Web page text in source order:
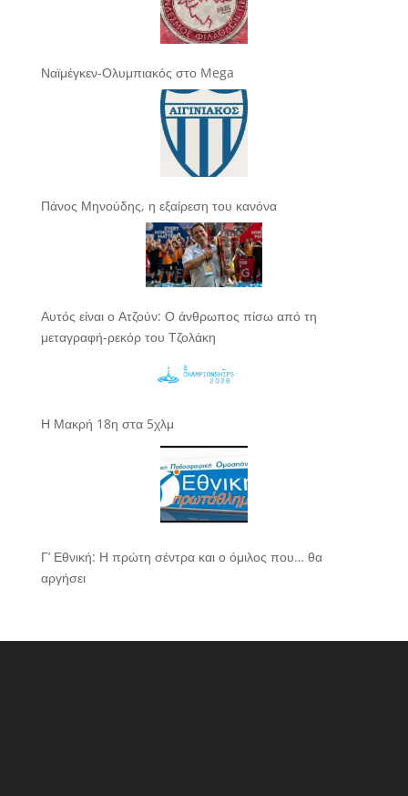
Ναϊμέγκεν-Ολυμπιακός στο Mega
Πάνος Μηνούδης, η εξαίρεση του κανόνα
Αυτός είναι ο Ατζούν: Ο άνθρωπος πίσω από τη
μεταγραφή-ρεκόρ του Τζολάκη
Η Μακρή 18η στα 5χλμ
Γ’ Εθνική: Η πρώτη σέντρα και ο όμιλος που… θα
αργήσει